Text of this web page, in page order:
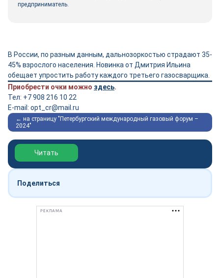
предприниматель.
В России, по разным данным, дальнозоркостью страдают 35-
45% взрослого населения. Новинка от Дмитрия Ильина
обещает упростить работу каждого третьего газосварщика.
Приобрести очки можно здесь.
Тел: +7 908 216 10 22
E-mail: opt_cr@mail.ru
← на страницу "Петербургский международный газовый форум –
2024"
Обзор выставки Нефтегаз-2026
Читать
Поделиться
РЕКЛАМА